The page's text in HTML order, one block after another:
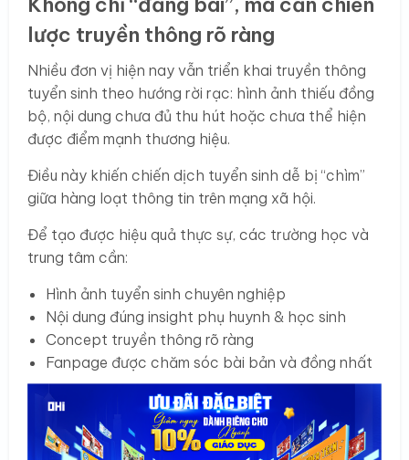
lược truyền thông rõ ràng
Nhiều đơn vị hiện nay vẫn triển khai truyền thông
tuyển sinh theo hướng rời rạc: hình ảnh thiếu đồng
bộ, nội dung chưa đủ thu hút hoặc chưa thể hiện
được điểm mạnh thương hiệu.
Điều này khiến chiến dịch tuyển sinh dễ bị “chìm”
giữa hàng loạt thông tin trên mạng xã hội.
Để tạo được hiệu quả thực sự, các trường học và
trung tâm cần:
Hình ảnh tuyển sinh chuyên nghiệp
Nội dung đúng insight phụ huynh & học sinh
Concept truyền thông rõ ràng
Fanpage được chăm sóc bài bản và đồng nhất